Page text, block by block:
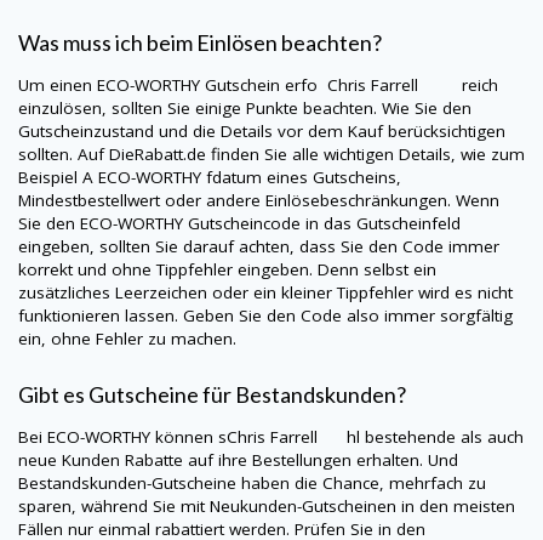
Was muss ich beim Einlösen beachten?
Um einen ECO-WORTHY Gutschein erfo Chris Farrell reich
einzulösen, sollten Sie einige Punkte beachten. Wie Sie den
Gutscheinzustand und die Details vor dem Kauf berücksichtigen
sollten. AufDieRabatt.de finden Sie alle wichtigen Details, wie zum
Beispiel A ECO-WORTHY fdatum eines Gutscheins,
Mindestbestellwert oder andere Einlösebeschränkungen. Wenn
Sie den ECO-WORTHY Gutscheincode in das Gutscheinfeld
eingeben, sollten Sie darauf achten, dass Sie den Code immer
korrekt und ohne Tippfehler eingeben. Denn selbst ein
zusätzliches Leerzeichen oder ein kleiner Tippfehler wird es nicht
funktionieren lassen. Geben Sie den Code also immer sorgfältig
ein, ohne Fehler zu machen.
Gibt es Gutscheine für Bestandskunden?
Bei ECO-WORTHY können sChris Farrell hl bestehende als auch
neue Kunden Rabatte auf ihre Bestellungen erhalten. Und
Bestandskunden-Gutscheine haben die Chance, mehrfach zu
sparen, während Sie mit Neukunden-Gutscheinen in den meisten
Fällen nur einmal rabattiert werden. Prüfen Sie in den